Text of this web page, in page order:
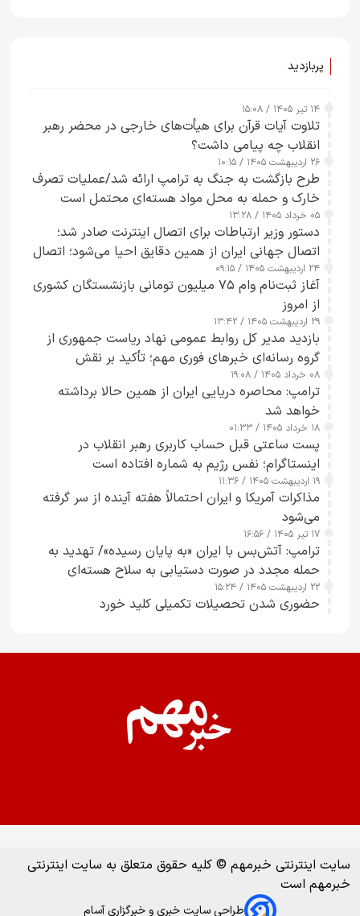
پربازدید
۱۴ تیر ۱۴۰۵ / ۱۵:۰۸
تلاوت آیات قرآن برای هیأت‌های خارجی در محضر رهبر
انقلاب چه پیامی داشت؟
۲۶ اردیبهشت ۱۴۰۵ / ۱۰:۱۵
طرح‌ بازگشت به جنگ به ترامپ ارائه شد/عملیات تصرف
خارک و حمله به محل مواد هسته‌ای محتمل است
۰۵ خرداد ۱۴۰۵ / ۱۳:۲۸
دستور وزیر ارتباطات برای اتصال اینترنت صادر شد؛
اتصال جهانی ایران از همین دقایق احیا می‌شود؛ اتصال
کامل مردم تا ۲۴ ساعت آینده
۲۴ اردیبهشت ۱۴۰۵ / ۰۹:۱۵
آغاز ثبت‌نام وام ۷۵ میلیون تومانی بازنشستگان کشوری
از امروز
۲۹ اردیبهشت ۱۴۰۵ / ۱۳:۴۲
بازدید مدیر کل روابط عمومی نهاد ریاست جمهوری از
گروه رسانه‌ای خبرهای فوری مهم؛ تأکید بر نقش
رسانه‌های هوشمند و مسئول در ارتقای آگاهی عمومی
۰۸ خرداد ۱۴۰۵ / ۱۹:۰۸
ترامپ: محاصره دریایی ایران از همین حالا برداشته
خواهد شد
۱۸ خرداد ۱۴۰۵ / ۰۱:۳۳
پست ساعتی قبل حساب کاربری رهبر انقلاب در
اینستاگرام؛ نفس رژیم به شماره افتاده است​
۱۹ اردیبهشت ۱۴۰۵ / ۱۱:۳۶
مذاکرات آمریکا و ایران احتمالاً هفته آینده از سر گرفته
می‌شود
۱۷ تیر ۱۴۰۵ / ۱۶:۵۶
ترامپ: آتش‌بس با ایران «به پایان رسیده»/ تهدید به
حمله مجدد در صورت دستیابی به سلاح هسته‌ای
۲۲ اردیبهشت ۱۴۰۵ / ۱۵:۲۴
حضوری شدن تحصیلات تکمیلی کلید خورد
سایت اینترنتی خبرمهم © کلیه حقوق متعلق به سایت اینترنتی
خبرمهم است
طراحی سایت خبری و خبرگزاری آسام